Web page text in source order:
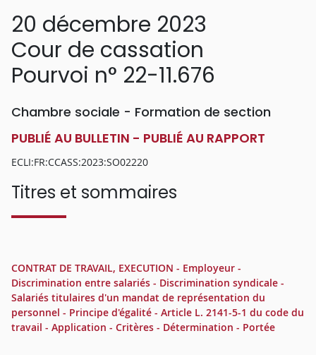
20 décembre 2023
Cour de cassation
Pourvoi n° 22-11.676
Chambre sociale - Formation de section
PUBLIÉ AU BULLETIN - PUBLIÉ AU RAPPORT
ECLI:FR:CCASS:2023:SO02220
Titres et sommaires
CONTRAT DE TRAVAIL, EXECUTION - Employeur -
Discrimination entre salariés - Discrimination syndicale -
Salariés titulaires d'un mandat de représentation du
personnel - Principe d'égalité - Article L. 2141-5-1 du code du
travail - Application - Critères - Détermination - Portée